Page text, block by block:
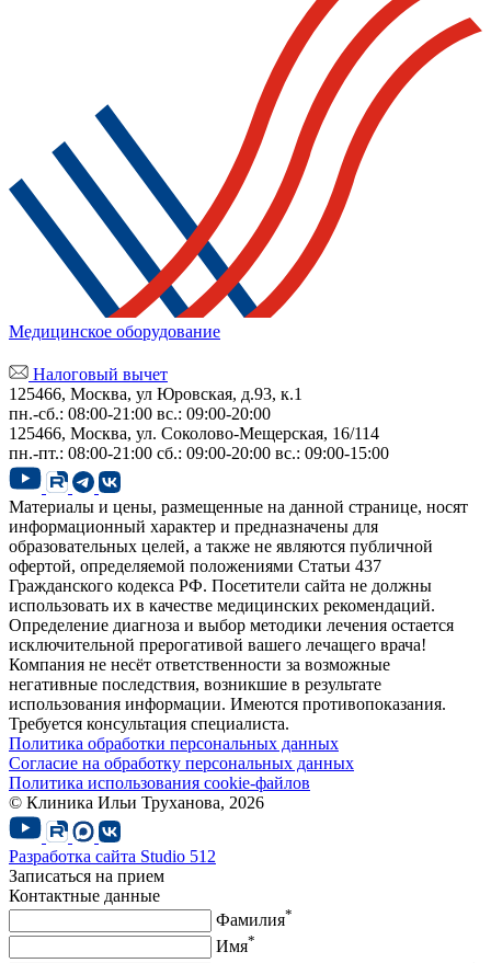
Медицинское оборудование
Налоговый вычет
125466, Москва, ул Юровская, д.93, к.1
пн.-сб.: 08:00-21:00 вс.: 09:00-20:00
125466, Москва, ул. Соколово-Мещерская, 16/114
пн.-пт.: 08:00-21:00 сб.: 09:00-20:00 вс.: 09:00-15:00
Материалы и цены, размещенные на данной странице, носят
информационный характер и предназначены для
образовательных целей, а также не являются публичной
офертой, определяемой положениями Статьи 437
Гражданского кодекса РФ. Посетители сайта не должны
использовать их в качестве медицинских рекомендаций.
Определение диагноза и выбор методики лечения остается
исключительной прерогативой вашего лечащего врача!
Компания не несёт ответственности за возможные
негативные последствия, возникшие в результате
использования информации. Имеются противопоказания.
Требуется консультация специалиста.
Политика обработки персональных данных
Согласие на обработку персональных данных
Политика использования cookie-файлов
© Клиника Ильи Труханова, 2026
Разработка сайта Studio 512
Записаться на прием
Контактные данные
Фамилия*
Имя*